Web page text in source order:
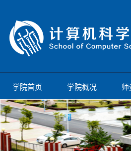
学院首页 学院概况 师